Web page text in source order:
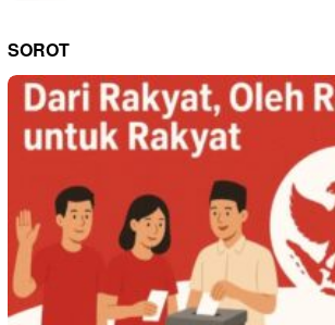
SOROT